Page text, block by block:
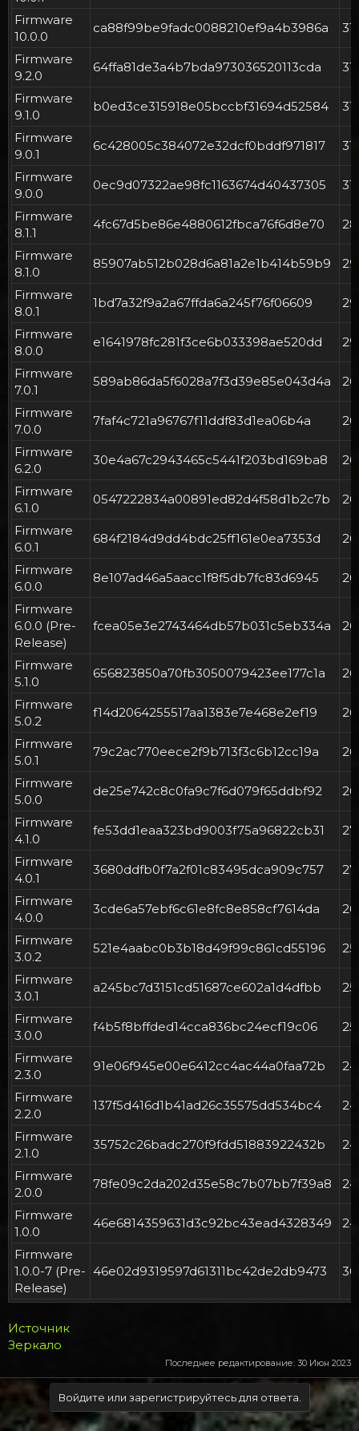
Firmware
10.0.0
ca88f99be9fadc0088210ef9a4b3986a
Firmware
9.2.0
64ffa81de3a4b7bda973036520113cda
Firmware
9.1.0
b0ed3ce315918e05bccbf31694d52584
Firmware
9.0.1
6c428005c384072e32dcf0bddf971817
Firmware
9.0.0
0ec9d07322ae98fc1163674d40437305
Firmware
8.1.1
4fc67d5be86e4880612fbca76f6d8e70
Firmware
8.1.0
85907ab512b028d6a81a2e1b414b59b9
Firmware
8.0.1
1bd7a32f9a2a67ffda6a245f76f06609
Firmware
8.0.0
e1641978fc281f3ce6b033398ae520dd
Firmware
7.0.1
589ab86da5f6028a7f3d39e85e043d4a
Firmware
7.0.0
7faf4c721a96767f11ddf83d1ea06b4a
Firmware
6.2.0
30e4a67c2943465c5441f203bd169ba8
Firmware
6.1.0
0547222834a00891ed82d4f58d1b2c7b
Firmware
6.0.1
684f2184d9dd4bdc25ff161e0ea7353d
Firmware
6.0.0
8e107ad46a5aacc1f8f5db7fc83d6945
Firmware
6.0.0 (Pre-
Release)
fcea05e3e2743464db57b031c5eb334a
Firmware
5.1.0
656823850a70fb3050079423ee177c1a
Firmware
5.0.2
f14d2064255517aa1383e7e468e2ef19
Firmware
5.0.1
79c2ac770eece2f9b713f3c6b12cc19a
Firmware
5.0.0
de25e742c8c0fa9c7f6d079f65ddbf92
Firmware
4.1.0
fe53dd1eaa323bd9003f75a96822cb31
Firmware
4.0.1
3680ddfb0f7a2f01c83495dca909c757
Firmware
4.0.0
3cde6a57ebf6c61e8fc8e858cf7614da
Firmware
3.0.2
521e4aabc0b3b18d49f99c861cd55196
Firmware
3.0.1
a245bc7d3151cd51687ce602a1d4dfbb
Firmware
3.0.0
f4b5f8bffded14cca836bc24ecf19c06
Firmware
2.3.0
91e06f945e00e6412cc4ac44a0faa72b
Firmware
2.2.0
137f5d416d1b41ad26c35575dd534bc4
Firmware
2.1.0
35752c26badc270f9fdd51883922432b
Firmware
2.0.0
78fe09c2da202d35e58c7b07bb7f39a8
Firmware
1.0.0
46e6814359631d3c92bc43ead4328349
Firmware
1.0.0-7 (Pre-
Release)
46e02d9319597d61311bc42de2db9473
Источник
Зеркало
Последнее редактирование: 30 Июн 2023
Войдите или зарегистрируйтесь для ответа.